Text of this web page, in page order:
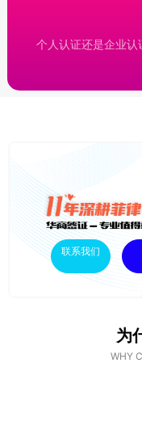
个人认证还是企业认
联系我们
为
WHY